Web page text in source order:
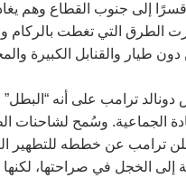
إلى جنوب القطاع وهم
الطرق التي تغطت بالركام
طيار والقنابل الكبيرة
دونالد ترامب على أنه
الجماعية. وسُمح لشاحنات
ترامب عن خططه للتطهير
إلى الخجل في صراحتها،